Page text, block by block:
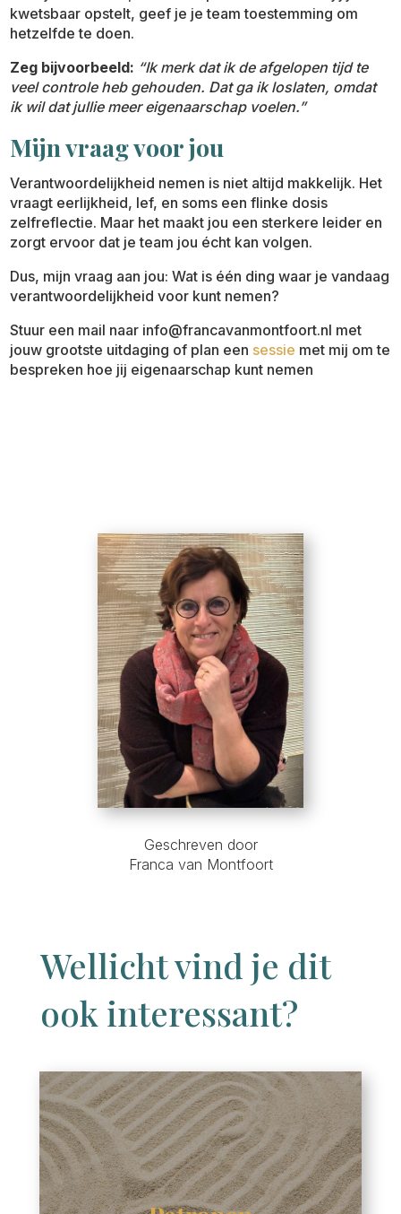
kwetsbaar opstelt, geef je je team toestemming om
hetzelfde te doen.
Zeg bijvoorbeeld: “Ik merk dat ik de afgelopen tijd te
veel controle heb gehouden. Dat ga ik loslaten, omdat
ik wil dat jullie meer eigenaarschap voelen.”
Mijn vraag voor jou
Verantwoordelijkheid nemen is niet altijd makkelijk. Het
vraagt eerlijkheid, lef, en soms een flinke dosis
zelfreflectie. Maar het maakt jou een sterkere leider en
zorgt ervoor dat je team jou écht kan volgen.
Dus, mijn vraag aan jou: Wat is één ding waar je vandaag
verantwoordelijkheid voor kunt nemen?
Stuur een mail naar info@francavanmontfoort.nl met
jouw grootste uitdaging of plan een sessie met mij om te
bespreken hoe jij eigenaarschap kunt nemen
Geschreven door
Franca van Montfoort
Wellicht vind je dit
ook interessant?